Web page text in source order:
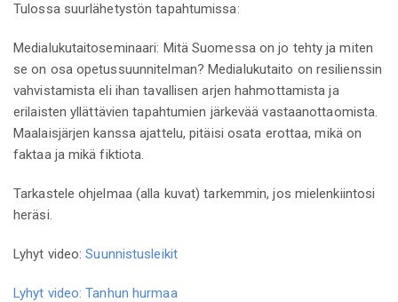
Tulossa suurlähetystön tapahtumissa:
Medialukutaitoseminaari: Mitä Suomessa on jo tehty ja miten
se on osa opetussuunnitelman? Medialukutaito on resilienssin
vahvistamista eli ihan tavallisen arjen hahmottamista ja
erilaisten yllättävien tapahtumien järkevää vastaanottaomista.
Maalaisjärjen kanssa ajattelu, pitäisi osata erottaa, mikä on
faktaa ja mikä fiktiota.
Tarkastele ohjelmaa (alla kuvat) tarkemmin, jos mielenkiintosi
heräsi.
Lyhyt video:Suunnistusleikit
Lyhyt video: Tanhun hurmaa